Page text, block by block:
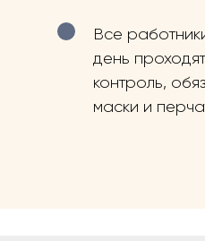
Все
день
контроль,
маски и